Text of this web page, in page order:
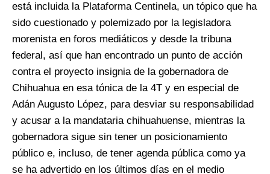
está incluida la Plataforma Centinela, un tópico que ha
sido cuestionado y polemizado por la legisladora
morenista en foros mediáticos y desde la tribuna
federal, así que han encontrado un punto de acción
contra el proyecto insignia de la gobernadora de
Chihuahua en esa tónica de la 4T y en especial de
Adán Augusto López, para desviar su responsabilidad
y acusar a la mandataria chihuahuense, mientras la
gobernadora sigue sin tener un posicionamiento
público e, incluso, de tener agenda pública como ya
se ha advertido en los últimos días en el medio